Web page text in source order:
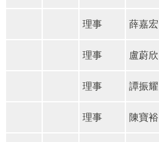
理事 薛嘉宏
理事 盧蔚欣
理事 譚振耀
理事 陳寶裕